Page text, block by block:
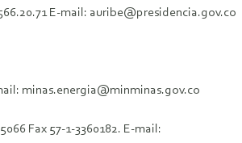
E-mail: auribe@presidencia.gov.co
minas.energia@minminas.gov.co
Fax 57-1-3360182. E-mail: